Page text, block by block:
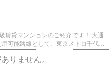
賃貸マンションのご紹介です！ 大通
可能路線として、東京メトロ千代田
りません。